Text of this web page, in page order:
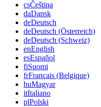
csČeština
daDansk
deDeutsch
deDeutsch (Österreich)
deDeutsch (Schweiz)
enEnglish
esEspañol
fiSuomi
frFrançais (Belgique)
huMagyar
itItaliano
plPolski